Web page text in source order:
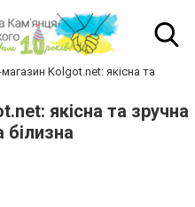
магазин Kolgot.net: якісна та
якісна та зручна